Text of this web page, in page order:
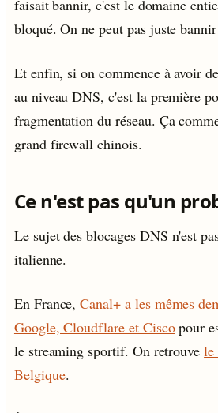
faisait bannir, c'est le domaine
bloqué. On ne peut pas juste
Et enfin, si on commence à avoir
au niveau DNS, c'est la première
fragmentation du réseau. Ça
grand firewall chinois.
Ce n'est pas qu'un
Le sujet des blocages DNS n'est
italienne.
En France,Canal+ a les mêmes
Google, Cloudflare et Ciscopour
le streaming sportif. On retrouvele
Belgique.